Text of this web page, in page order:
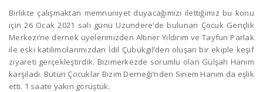
Birlikte çalışmaktan memnuniyet duyacağımızı ilettiğimiz bu konu
için 26 Ocak 2021 salı günü Uzundere’de bulunan Çocuk Gençlik
Merkezi’ne dernek üyelerimizden Altıner Yıldırım ve Tayfun Parlak
ile eski katılımcılarımızdan İdil Çubukgil’den oluşan bir ekiple keşif
ziyareti gerçekleştirdik. Bizimerkezde sorumlu olan Gülşah Hanım
karşıladı. Bütün Çocuklar Bizim Derneği’nden Sinem Hanım da eşlik
etti. 1 saate yakın görüştük.